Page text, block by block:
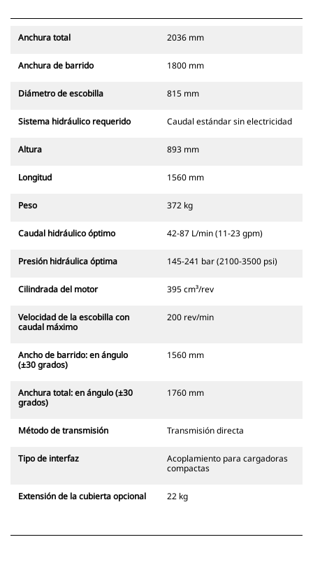
Anchura total 2036 mm
Anchura de barrido 1800 mm
Diámetro de escobilla 815 mm
Sistema hidráulico requerido Caudal estándar sin electricidad
Altura 893 mm
Longitud 1560 mm
Peso 372 kg
Caudal hidráulico óptimo 42-87 L/min (11-23 gpm)
Presión hidráulica óptima 145-241 bar (2100-3500 psi)
Cilindrada del motor 395 cm³/rev
Velocidad de la escobilla con
caudal máximo
200 rev/min
Ancho de barrido: en ángulo
(±30 grados)
1560 mm
Anchura total: en ángulo (±30
grados)
1760 mm
Método de transmisión Transmisión directa
Tipo de interfaz
Acoplamiento para cargadoras
compactas
Extensión de la cubierta opcional 22 kg